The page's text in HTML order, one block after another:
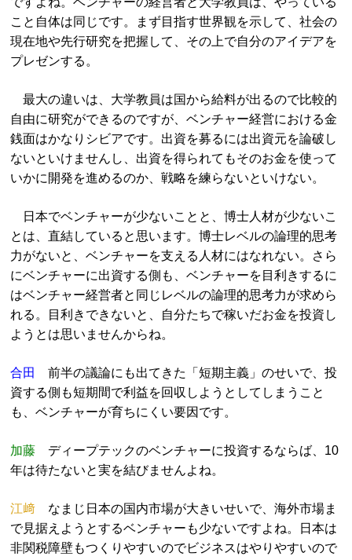
こと自体は同じです。まず目指す世界観を示して、社会の
現在地や先行研究を把握して、その上で自分のアイデアを
プレゼンする。
最大の違いは、大学教員は国から給料が出るので比較的
自由に研究ができるのですが、ベンチャー経営における金
銭面はかなりシビアです。出資を募るには出資元を論破し
ないといけませんし、出資を得られてもそのお金を使って
いかに開発を進めるのか、戦略を練らないといけない。
日本でベンチャーが少ないことと、博士人材が少ないこ
とは、直結していると思います。博士レベルの論理的思考
力がないと、ベンチャーを支える人材にはなれない。さら
にベンチャーに出資する側も、ベンチャーを目利きするに
はベンチャー経営者と同じレベルの論理的思考力が求めら
れる。目利きできないと、自分たちで稼いだお金を投資し
ようとは思いませんからね。
合田
前半の議論にも出てきた「短期主義」のせいで、投
資する側も短期間で利益を回収しようとしてしまうこと
も、ベンチャーが育ちにくい要因です。
加藤 ディープテックのベンチャーに投資するならば、10
年は待たないと実を結びませんよね。
江﨑 なまじ日本の国内市場が大きいせいで、海外市場ま
で見据えようとするベンチャーも少ないですよね。日本は
非関税障壁もつくりやすいのでビジネスはやりやすいので